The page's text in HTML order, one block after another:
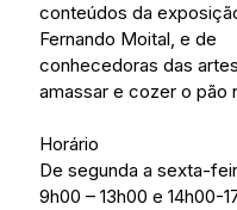
conteúdos da
Fernando Moital, e de
conhecedoras das
amassar e cozer o pão
Horário
De segunda a sexta-
9h00 – 13h00 e 14h00-